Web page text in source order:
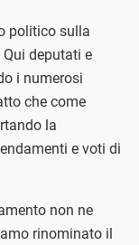
politico sulla
deputati e
i numerosi
che come
la
e voti di
non ne
rinominato il